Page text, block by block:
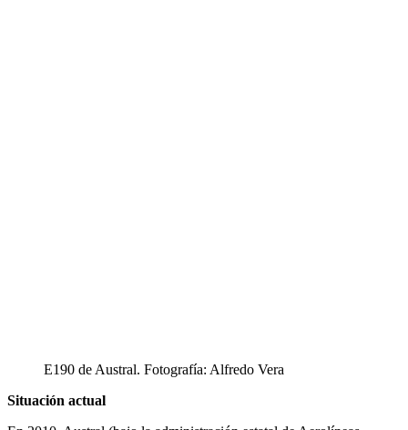
E190 de Austral. Fotografía: Alfredo Vera
Situación actual